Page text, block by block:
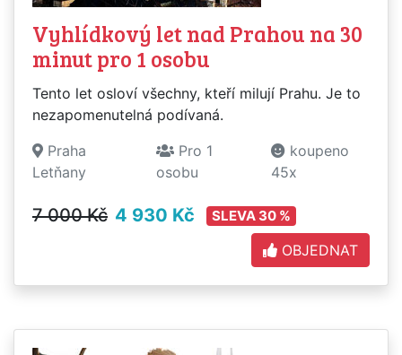
Vyhlídkový let nad Prahou na 30
minut pro 1 osobu
Tento let osloví všechny, kteří milují Prahu. Je to
nezapomenutelná podívaná.
Praha
Letňany
Pro 1
osobu
koupeno
45x
7 000 Kč 4 930 Kč SLEVA 30 %
OBJEDNAT